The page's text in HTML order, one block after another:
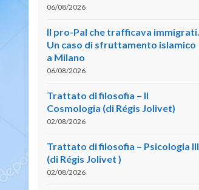
06/08/2026
Il pro-Pal che trafficava immigrati.
Un caso di sfruttamento islamico
a Milano
06/08/2026
Trattato di filosofia – II
Cosmologia (di Régis Jolivet)
02/08/2026
Trattato di filosofia – Psicologia III
(di Régis Jolivet )
02/08/2026